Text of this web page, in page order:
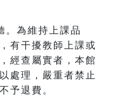
。為維持上課品
有干擾教師上課或
經查屬實者，本館
處理，嚴重者禁止
予退費。